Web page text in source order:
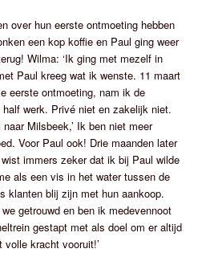
over hun eerste ontmoeting hebben
een kop koffie en Paul ging weer
Wilma: ‘Ik ging met mezelf in
Paul kreeg wat ik wenste. 11 maart
eerste ontmoeting, nam ik de
werk. Privé niet en zakelijk niet.
Milsbeek,’ Ik ben niet meer
Voor Paul ook! Drie maanden later
immers zeker dat ik bij Paul wilde
als een vis in het water tussen de
klanten blij zijn met hun aankoop.
getrouwd en ben ik medevennoot
gestapt met als doel om er altijd
kracht vooruit!’